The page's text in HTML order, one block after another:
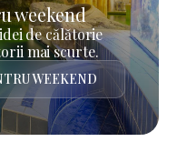
weekend
de călătorie
mai scurte.
WEEKEND